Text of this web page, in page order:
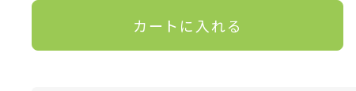
カートに入れる